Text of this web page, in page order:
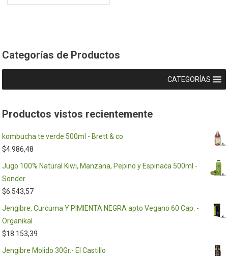
Categorías de Productos
CATEGORÍAS
Productos vistos recientemente
kombucha te verde 500ml - Brett & co
$4.986,48
Jugo 100% Natural Kiwi, Manzana, Pepino y Espinaca 500ml -
Sonder
$6.543,57
Jengibre, Curcuma Y PIMIENTA NEGRA apto Vegano 60 Cap. -
Organikal
$18.153,39
Jengibre Molido 30Gr.- El Castillo